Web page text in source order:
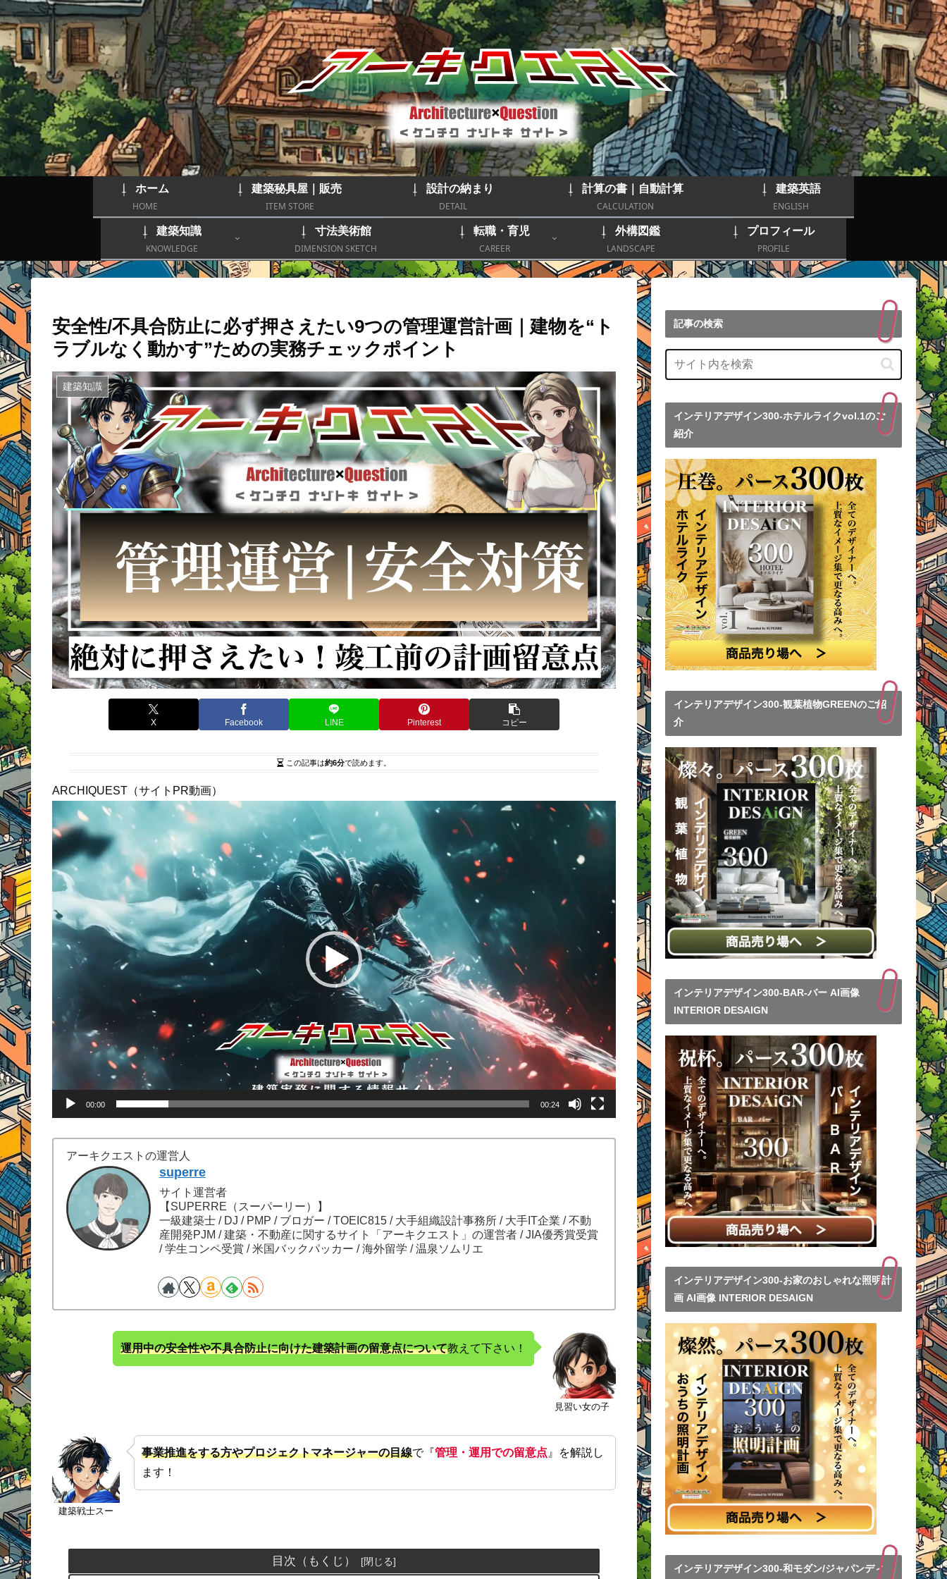
ホーム
HOME
建築秘具屋｜販売
ITEM STORE
設計の納まり
DETAIL
計算の書｜自動計算
CALCULATION
建築英語
ENGLISH
建築知識
KNOWLEDGE
寸法美術館
DIMENSION SKETCH
転職・育児
CAREER
外構図鑑
LANDSCAPE
プロフィール
PROFILE
安全性/不具合防止に必ず押さえたい9つの管理運営計画｜建物を“ト
ラブルなく動かす”ための実務チェックポイント
建築知識
X Facebook LINE Pinterest コピー
この記事は約6分で読めます。
ARCHIQUEST（サイトPR動画）
画
レ
ー
ヤ
ー
00:00 00:24
アーキクエストの運営人
superre
サイト運営者
【SUPERRE（スーパーリー）】
一級建築士 / DJ / PMP / ブロガー / TOEIC815 / 大手組織設計事務所 / 大手IT企業 / 不動
産開発PJM / 建築・不動産に関するサイト「アーキクエスト」の運営者 / JIA優秀賞受賞
/ 学生コンペ受賞 / 米国バックパッカー / 海外留学 / 温泉ソムリエ
見習い女の子
運用中の安全性や不具合防止に向けた建築計画の留意点について教えて下さい！
建築戦士スー
事業推進をする方やプロジェクトマネージャーの目線で『管理・運用での留意点 』を解説し
ます！
目次（もくじ）
記事の検索
インテリアデザイン300-ホテルライクvol.1のご
紹介
インテリアデザイン300-観葉植物GREENのご紹
介
インテリアデザイン300-BAR-バー AI画像
INTERIOR DESAIGN
インテリアデザイン300-お家のおしゃれな照明計
画 AI画像 INTERIOR DESAIGN
インテリアデザイン300-和モダン/ジャパンディ